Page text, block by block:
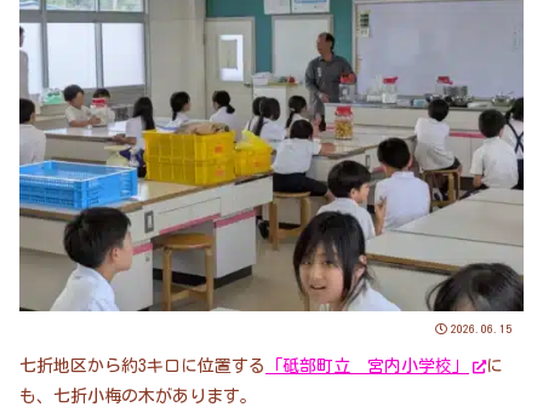
2026.06.15
七折地区から約3キロに位置する 「砥部町立 宮内小学校」
に
も、七折小梅の木があります。